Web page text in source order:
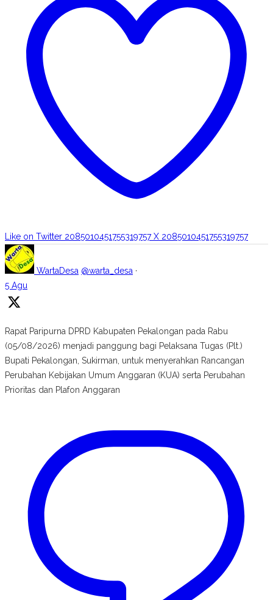
Like on Twitter 2085010451755319757 X 2085010451755319757
WartaDesa @warta_desa ·
5 Agu
Rapat Paripurna DPRD Kabupaten Pekalongan pada Rabu
(05/08/2026) menjadi panggung bagi Pelaksana Tugas (Plt.)
Bupati Pekalongan, Sukirman, untuk menyerahkan Rancangan
Perubahan Kebijakan Umum Anggaran (KUA) serta Perubahan
Prioritas dan Plafon Anggaran